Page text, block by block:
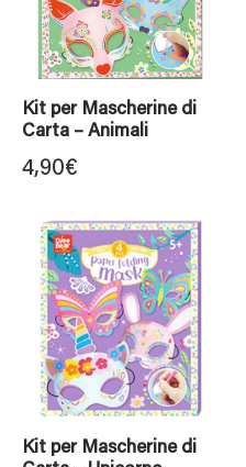
Kit per Mascherine di
Carta – Animali
4,90€
Kit per Mascherine di